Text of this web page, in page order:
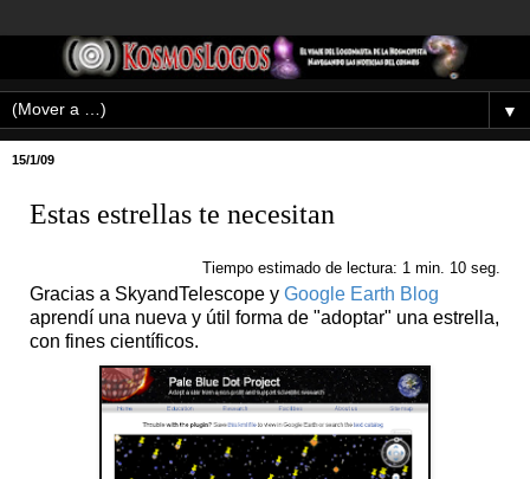
▼
15/1/09
Estas estrellas te necesitan
Tiempo estimado de lectura: 1 min. 10 seg.
Gracias a SkyandTelescope y Google Earth Blog
aprendí una nueva y útil forma de "adoptar" una estrella,
con fines científicos.